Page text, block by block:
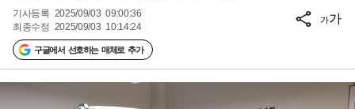
기사등록 2025/09/03 09:00:36
최종수정 2025/09/03 10:14:24
구글에서 선호하는 매체로 추가
가가